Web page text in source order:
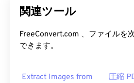
関連ツール
FreeConvert.com 、ファイルを
できます。
Extract Images from
圧縮